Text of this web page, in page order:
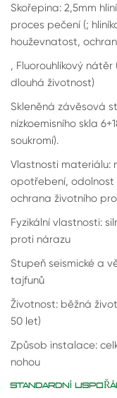
Skořepina: 2,5mm
proces pečení (;
houževnatost,
, Fluorouhlíkový
dlouhá životnost)
Skleněná závěsová
nízkoemisního skla
soukromí).
Vlastnosti materiálu:
opotřebení,
ochrana životního
Fyzikální vlastnosti:
proti nárazu
Stupeň seismické a
tajfunů
Životnost: běžná
50 let)
Způsob instalace:
nohou
STANDARDNÍ